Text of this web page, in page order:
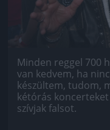
Minden reggel 700
van kedvem, ha
készültem, tudom,
kétórás
szívjak falsot.